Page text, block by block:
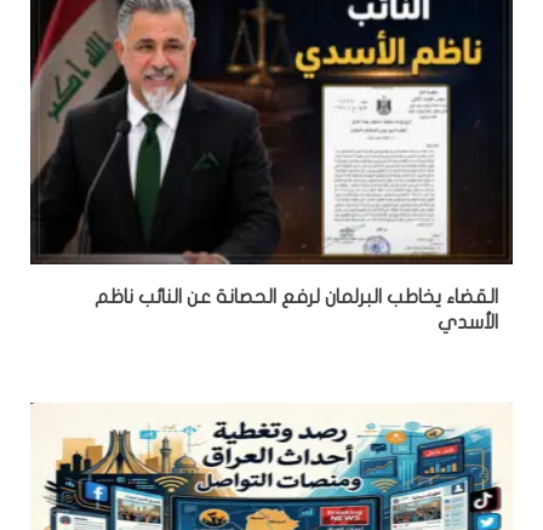
القضاء يخاطب البرلمان لرفع الحصانة عن النائب ناظم
الأسدي